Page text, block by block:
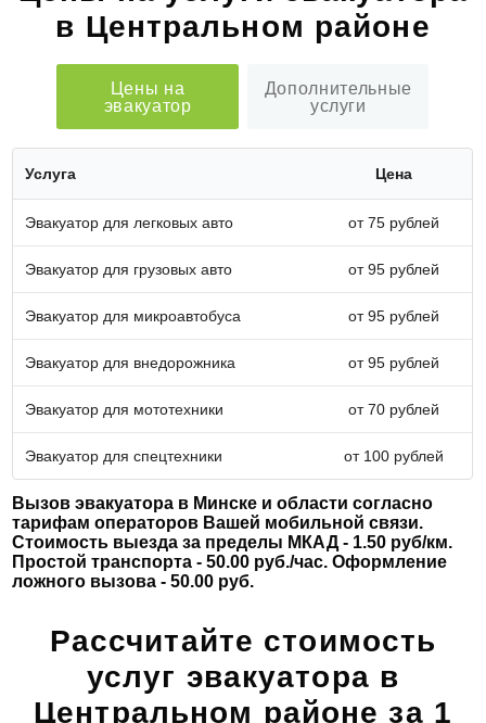
в Центральном районе
Цены на
эвакуатор
Дополнительные
услуги
Услуга Цена
Эвакуатор для легковых авто от 75 рублей
Эвакуатор для грузовых авто от 95 рублей
Эвакуатор для микроавтобуса от 95 рублей
Эвакуатор для внедорожника от 95 рублей
Эвакуатор для мототехники от 70 рублей
Эвакуатор для спецтехники от 100 рублей
Вызов эвакуатора в Минске и области согласно
тарифам операторов Вашей мобильной связи.
Стоимость выезда за пределы МКАД - 1.50 руб/км.
Простой транспорта - 50.00 руб./час. Оформление
ложного вызова - 50.00 руб.
Рассчитайте стоимость
услуг эвакуатора в
Центральном районе за 1